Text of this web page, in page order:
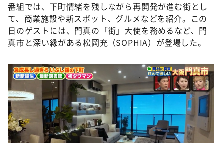
番組では、下町情緒を残しながら再開発が進む街とし
て、商業施設や新スポット、グルメなどを紹介。この
日のゲストには、門真の「街」大使を務めるなど、門
真市と深い縁がある松岡充（SOPHIA）が登場した。